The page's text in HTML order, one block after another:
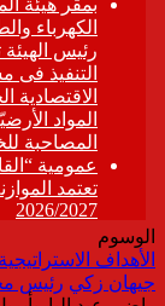
الوسوم
الأهداف
جيهان زكي رئيس